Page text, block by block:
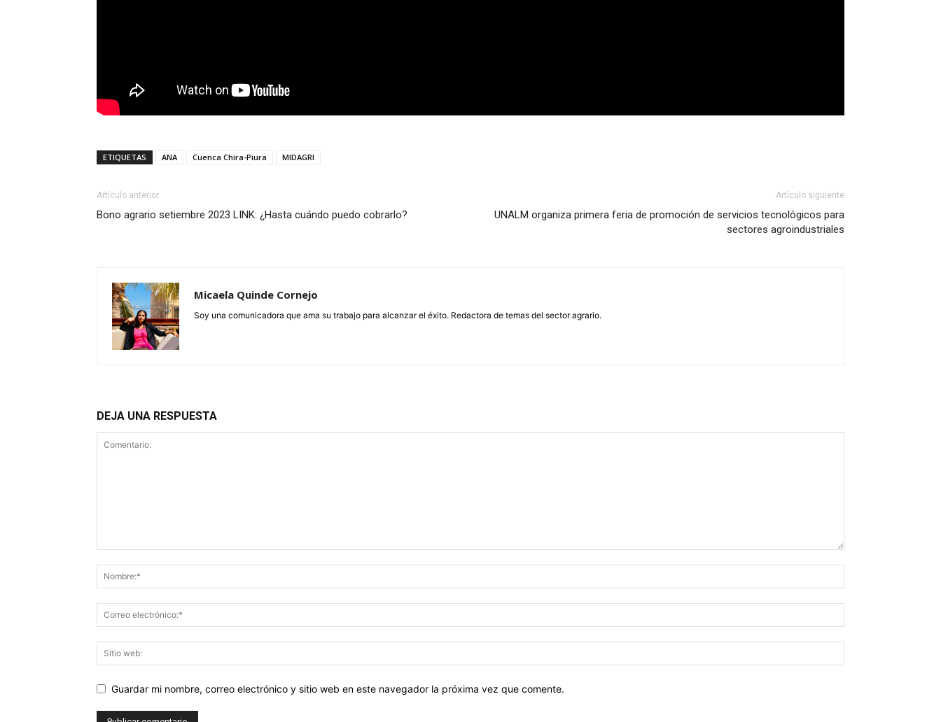
ETIQUETAS ANA Cuenca Chira-Piura MIDAGRI
Artículo anterior
Bono agrario setiembre 2023 LINK: ¿Hasta cuándo puedo cobrarlo?
Artículo siguiente
UNALM organiza primera feria de promoción de servicios tecnológicos para
sectores agroindustriales
Micaela Quinde Cornejo
Soy una comunicadora que ama su trabajo para alcanzar el éxito. Redactora de temas del sector agrario.
DEJA UNA RESPUESTA
Guardar mi nombre, correo electrónico y sitio web en este navegador la próxima vez que comente.